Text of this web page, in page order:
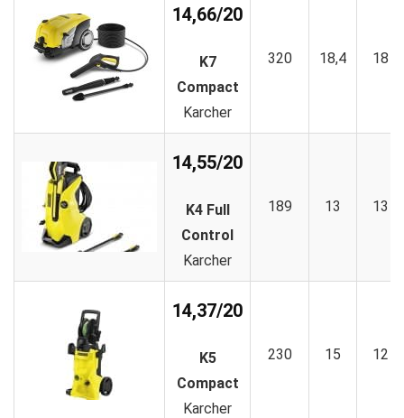
14,66/20
K7
Compact
Karcher
320 18,4 18
14,55/20
K4 Full
Control
Karcher
189 13 13
14,37/20
K5
Compact
Karcher
230 15 12